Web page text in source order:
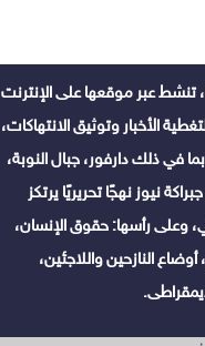
تنشط عبر موقعها على الإنترنت
الأخبار وتوثيق الانتهاكات،
في ذلك دارفور، جبال النوبة،
نيوز نهجًا تحريريًا يرتكز
وعلى رأسها: حقوق الإنسان،
النازحين واللاجئين،